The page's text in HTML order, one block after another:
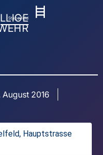
Stapelfeld
August 2016
Hauptstrasse